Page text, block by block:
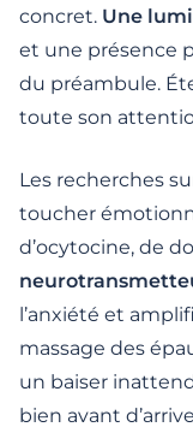
concret. Une
et une présence
du préambule.
toute son
Les recherches
toucher
d’ocytocine, de
l’anxiété et
massage des
un baiser
bien avant